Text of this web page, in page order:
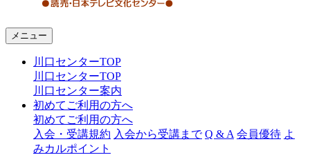
ャ
メニュー
川口センターTOP
川口センターTOP
川口センター案内
初めてご利用の方へ
初めてご利用の方へ
入会・受講規約 入会から受講まで Q & A 会員優待 よ
みカルポイント